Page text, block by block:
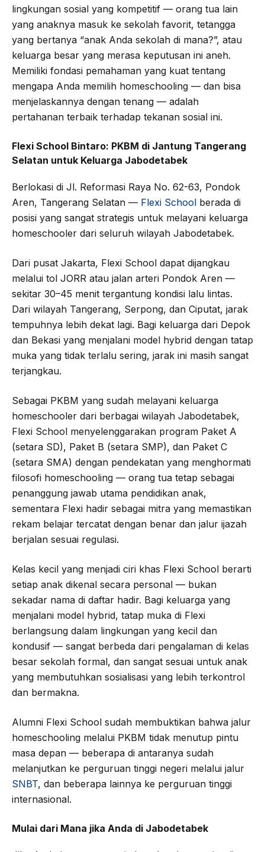
lingkungan sosial yang kompetitif — orang tua lain
yang anaknya masuk ke sekolah favorit, tetangga
yang bertanya “anak Anda sekolah di mana?”, atau
keluarga besar yang merasa keputusan ini aneh.
Memiliki fondasi pemahaman yang kuat tentang
mengapa Anda memilih homeschooling — dan bisa
menjelaskannya dengan tenang — adalah
pertahanan terbaik terhadap tekanan sosial ini.
Flexi School Bintaro: PKBM di Jantung Tangerang
Selatan untuk Keluarga Jabodetabek
Berlokasi di Jl. Reformasi Raya No. 62-63, Pondok
Aren, Tangerang Selatan — Flexi School berada di
posisi yang sangat strategis untuk melayani keluarga
homeschooler dari seluruh wilayah Jabodetabek.
Dari pusat Jakarta, Flexi School dapat dijangkau
melalui tol JORR atau jalan arteri Pondok Aren —
sekitar 30–45 menit tergantung kondisi lalu lintas.
Dari wilayah Tangerang, Serpong, dan Ciputat, jarak
tempuhnya lebih dekat lagi. Bagi keluarga dari Depok
dan Bekasi yang menjalani model hybrid dengan tatap
muka yang tidak terlalu sering, jarak ini masih sangat
terjangkau.
Sebagai PKBM yang sudah melayani keluarga
homeschooler dari berbagai wilayah Jabodetabek,
Flexi School menyelenggarakan program Paket A
(setara SD), Paket B (setara SMP), dan Paket C
(setara SMA) dengan pendekatan yang menghormati
filosofi homeschooling — orang tua tetap sebagai
penanggung jawab utama pendidikan anak,
sementara Flexi hadir sebagai mitra yang memastikan
rekam belajar tercatat dengan benar dan jalur ijazah
berjalan sesuai regulasi.
Kelas kecil yang menjadi ciri khas Flexi School berarti
setiap anak dikenal secara personal — bukan
sekadar nama di daftar hadir. Bagi keluarga yang
menjalani model hybrid, tatap muka di Flexi
berlangsung dalam lingkungan yang kecil dan
kondusif — sangat berbeda dari pengalaman di kelas
besar sekolah formal, dan sangat sesuai untuk anak
yang membutuhkan sosialisasi yang lebih terkontrol
dan bermakna.
Alumni Flexi School sudah membuktikan bahwa jalur
homeschooling melalui PKBM tidak menutup pintu
masa depan — beberapa di antaranya sudah
melanjutkan ke perguruan tinggi negeri melalui jalur
SNBT, dan beberapa lainnya ke perguruan tinggi
internasional.
Mulai dari Mana jika Anda di Jabodetabek